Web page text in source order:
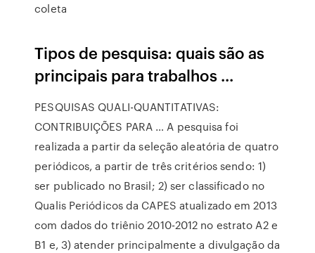
coleta
Tipos de pesquisa: quais são as
principais para trabalhos ...
PESQUISAS QUALI-QUANTITATIVAS:
CONTRIBUIÇÕES PARA … A pesquisa foi
realizada a partir da seleção aleatória de quatro
periódicos, a partir de três critérios sendo: 1)
ser publicado no Brasil; 2) ser classificado no
Qualis Periódicos da CAPES atualizado em 2013
com dados do triênio 2010-2012 no estrato A2 e
B1 e, 3) atender principalmente a divulgação da